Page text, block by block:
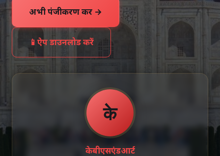
अभी पंजीकरण करें →
📱 ऐप डाउनलोड करें
के
केबीएसएंडआर्ट